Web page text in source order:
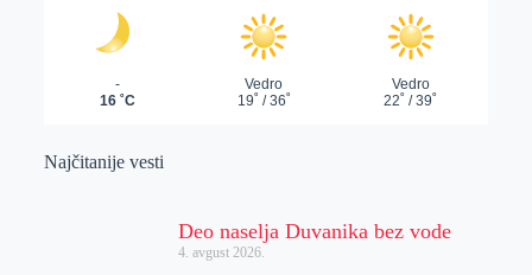
Najčitanije vesti
Deo naselja Duvanika bez vode
4. avgust 2026.